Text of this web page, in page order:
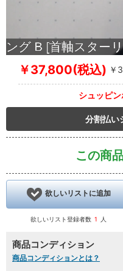
￥37,800(税込) ￥
シュッピ
分割払い
この商
欲しいリストに追加
欲しいリスト登録者数 1 人
商品コンディション
商品コンディションとは？